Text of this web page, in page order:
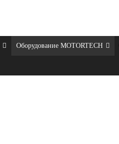
Оборудование MOTORTECH